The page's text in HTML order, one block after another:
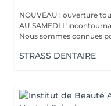
NOUVEAU : ouverture
AU SAMEDI L'incontournable institut de beauté à Luxembourg.
Nous sommes connues
STRASS DENTAIRE